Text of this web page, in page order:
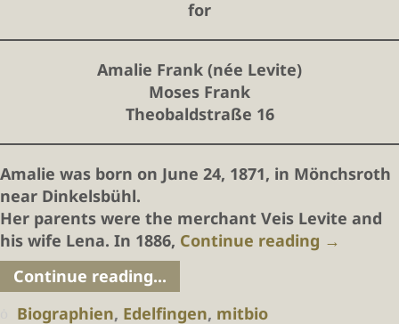
for
Amalie Frank (née Levite)
Moses Frank
Theobaldstraße 16
Amalie was born on June 24, 1871, in Mönchsroth
near Dinkelsbühl.
Her parents were the merchant Veis Levite and
his wife Lena. In 1886, Continue reading →
Continue reading...
Biographien, Edelfingen, mitbio